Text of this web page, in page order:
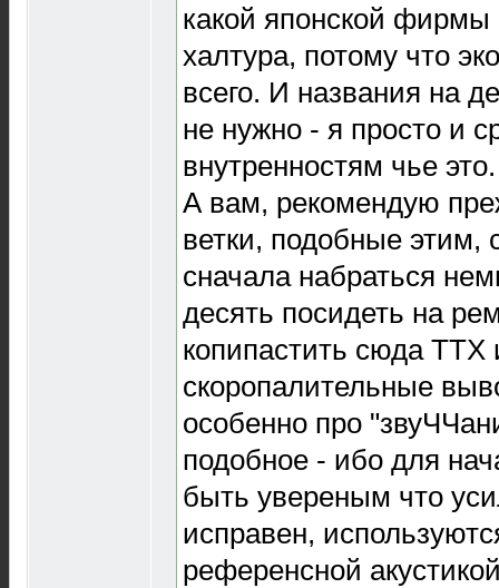
какой японской фирмы
халтура, потому что
всего. И названия на
не нужно - я просто и
внутренностям чье это.
А вам, рекомендую
ветки, подобные этим,
сначала набраться
десять посидеть на
копипастить сюда ТТХ
скоропалительные
особенно про
подобное - ибо для
быть увереным что
исправен,
референсной